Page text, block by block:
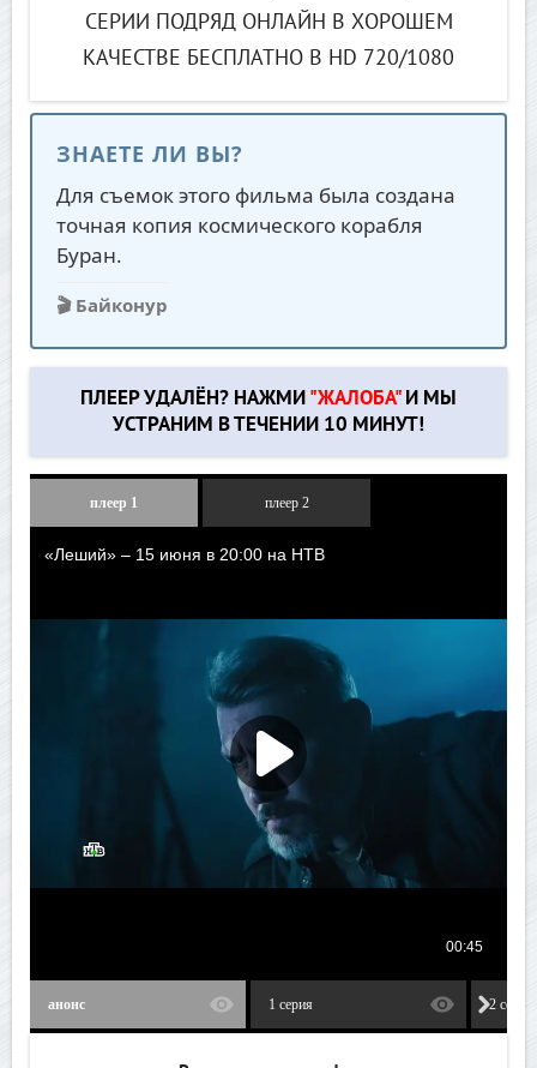
СЕРИИ ПОДРЯД ОНЛАЙН В ХОРОШЕМ
КАЧЕСТВЕ БЕСПЛАТНО В HD 720/1080
ЗНАЕТЕ ЛИ ВЫ?
Для съемок этого фильма была создана
точная копия космического корабля
Буран.
🎬 Байконур
ПЛЕЕР УДАЛЁН? НАЖМИ "ЖАЛОБА"И МЫ
УСТРАНИМ В ТЕЧЕНИИ 10 МИНУТ!
плеер 1 плеер 2
анонс 1 серия 2 серия